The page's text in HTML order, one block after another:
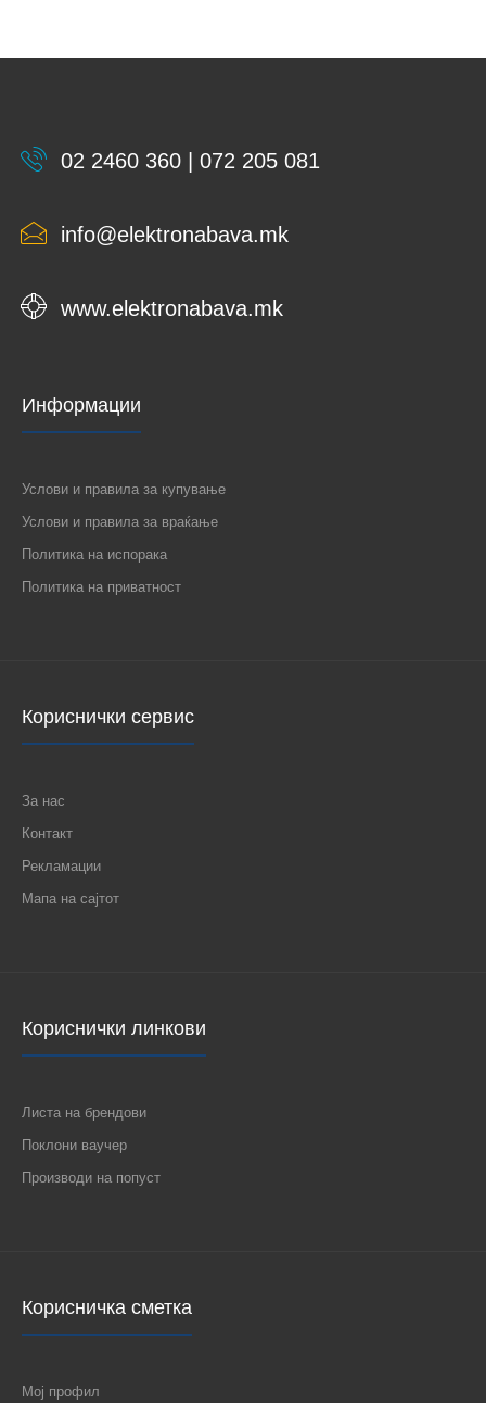
КАПАЧЕ-ЅВОНО СО ПРОЗОРЧЕ 2М БЕЛО МОДУС 432813
СРЕБРЕНО МОДУС 433060..
02 2460 360 | 072 205 081
info@elektronabava.mk
www.elektronabava.mk
Информации
Услови и правила за купување
Услови и правила за враќање
Политика на испорака
Политика на приватност
Кориснички сервис
За нас
Контакт
Рекламации
Мапа на сајтот
Кориснички линкови
Листа на брендови
Поклони ваучер
Производи на попуст
Корисничка сметка
Мој профил